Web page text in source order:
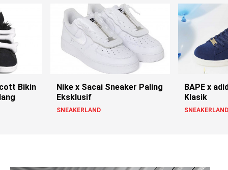
Bikin
Nike x Sacai Sneaker Paling
Eksklusif
SNEAKERLAND
BAPE x
Klasik
SNEAKERLAND